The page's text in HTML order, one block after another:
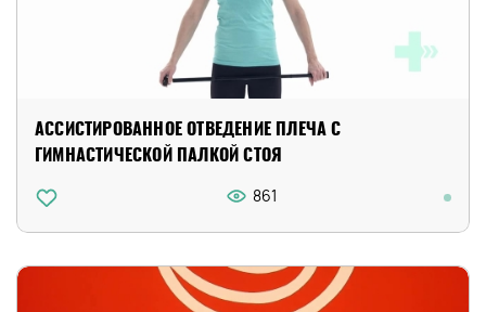
АССИСТИРОВАННОЕ ОТВЕДЕНИЕ ПЛЕЧА С
ГИМНАСТИЧЕСКОЙ ПАЛКОЙ СТОЯ
861